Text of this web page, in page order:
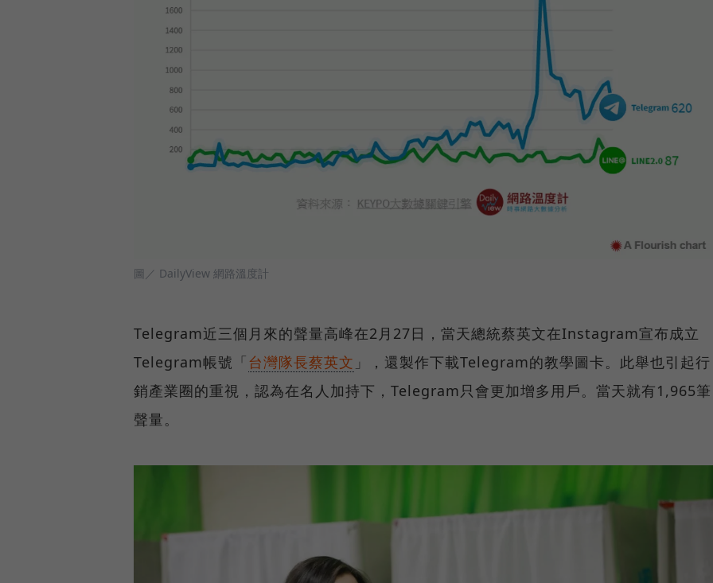
圖／ DailyView 網路溫度計
Telegram近三個月來的聲量高峰在2月27日，當天總統蔡英文在Instagram宣布成立
Telegram帳號「台灣隊長蔡英文 」，還製作下載Telegram的教學圖卡。此舉也引起行
銷產業圈的重視，認為在名人加持下，Telegram只會更加增多用戶。當天就有1,965筆
聲量。